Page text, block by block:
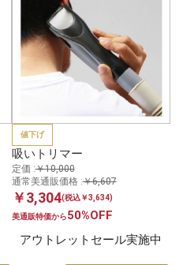
値下げ
吸いトリマー
定価 :￥10,000
通常美通販価格 :￥6,607
￥3,304(税込￥3,634)
美通販特価から50%OFF
アウトレットセール実施中